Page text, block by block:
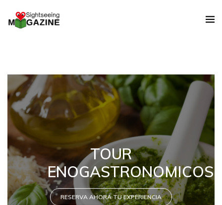
TOUR
ENOGASTRONOMICOS
RESERVA AHORA TU EXPERIENCIA